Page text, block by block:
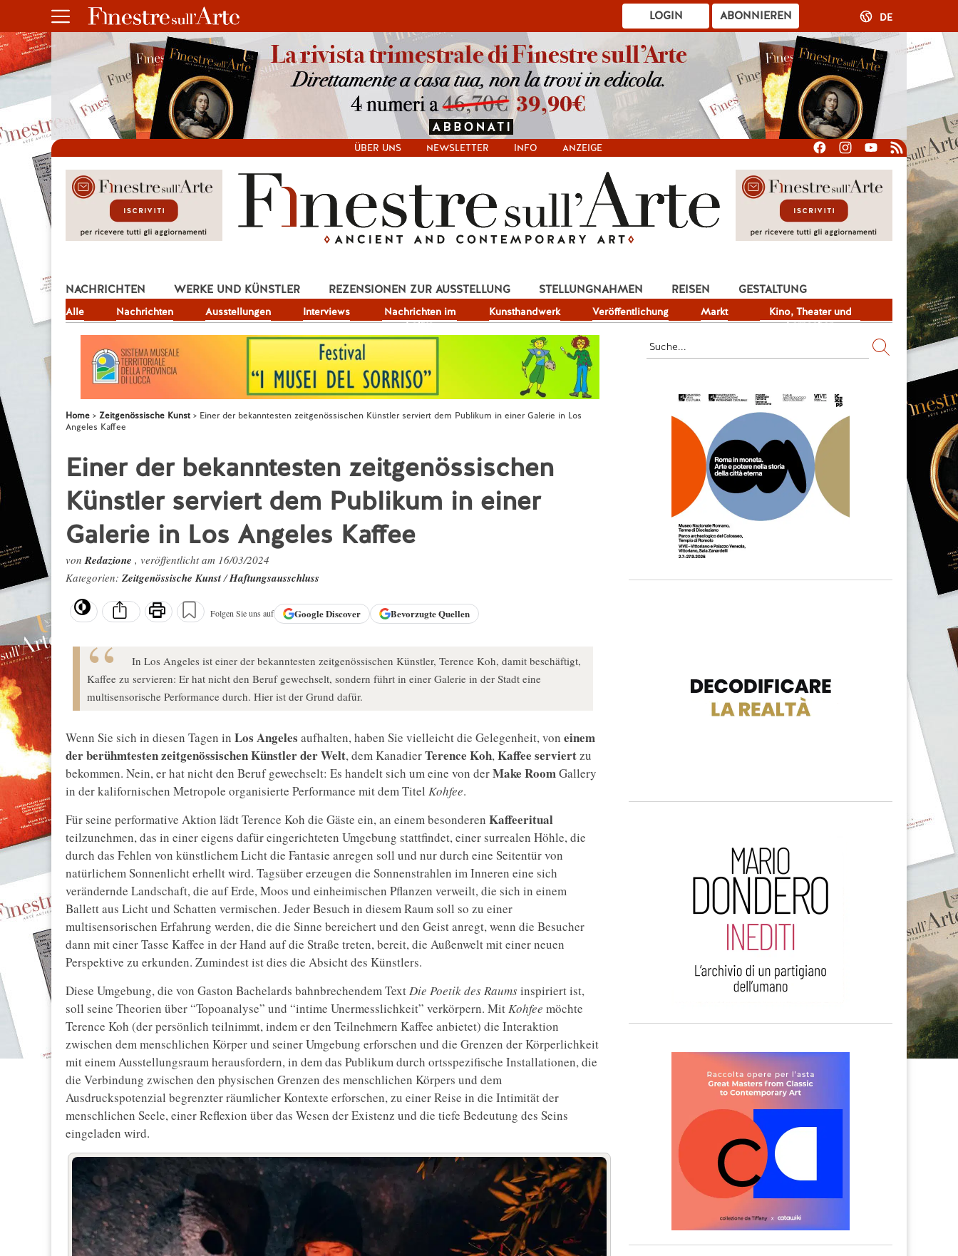
ABONNIEREN
LOGIN DE
ÜBER UNS NEWSLETTER INFO ANZEIGE
NACHRICHTEN
Alle Nachrichten Ausstellungen Interviews
Nachrichten im
Fokus
Kunsthandwerk Veröffentlichung Markt
Kino, Theater und
Fernsehen
WERKE UND KÜNSTLER REZENSIONEN ZUR AUSSTELLUNG STELLUNGNAHMEN REISEN
GESTALTUNG
JOB
Home Zeitgenössische Kunst
Einer der bekanntesten zeitgenössischen Künstler serviert dem Publikum in einer Galerie in Los
Angeles Kaffee
Einer der bekanntesten zeitgenössischen
Künstler serviert dem Publikum in einer
Galerie in Los Angeles Kaffee
vonRedazione , veröffentlicht am 16/03/2024
Kategorien: Zeitgenössische Kunst/Haftungsausschluss
Folgen Sie uns auf GoogleDiscover Bevorzugte Quellen
In Los Angeles ist einer der bekanntesten zeitgenössischen Künstler, Terence Koh, damit beschäftigt,
Kaffee zu servieren: Er hat nicht den Beruf gewechselt, sondern führt in einer Galerie in der Stadt eine
multisensorische Performance durch. Hier ist der Grund dafür.
Wenn Sie sich in diesen Tagen in Los Angeles aufhalten, haben Sie vielleicht die Gelegenheit, von einem
der berühmtesten zeitgenössischen Künstler der Welt, dem KanadierTerence Koh,Kaffee serviertzu
bekommen. Nein, er hat nicht den Beruf gewechselt: Es handelt sich um eine von derMake RoomGallery
in der kalifornischen Metropole organisierte Performance mit dem Titel Kohfee.
Für seine performative Aktion lädt Terence Koh die Gäste ein, an einem besonderen Kaffeeritual
teilzunehmen, das in einer eigens dafür eingerichteten Umgebung stattfindet, einer surrealen Höhle, die
durch das Fehlen von künstlichem Licht die Fantasie anregen soll und nur durch eine Seitentür von
natürlichem Sonnenlicht erhellt wird. Tagsüber erzeugen die Sonnenstrahlen im Inneren eine sich
verändernde Landschaft, die auf Erde, Moos und einheimischen Pflanzen verweilt, die sich in einem
Ballett aus Licht und Schatten vermischen. Jeder Besuch in diesem Raum soll so zu einer
multisensorischen Erfahrung werden, die die Sinne bereichert und den Geist anregt, wenn die Besucher
dann mit einer Tasse Kaffee in der Hand auf die Straße treten, bereit, die Außenwelt mit einer neuen
Perspektive zu erkunden. Zumindest ist dies die Absicht des Künstlers.
Diese Umgebung, die von Gaston Bachelards bahnbrechendem TextDie Poetik des Raumsinspiriert ist,
soll seine Theorien über “Topoanalyse” und “intime Unermesslichkeit” verkörpern. MitKohfee möchte
Terence Koh (der persönlich teilnimmt, indem er den Teilnehmern Kaffee anbietet) die Interaktion
zwischen dem menschlichen Körper und seiner Umgebung erforschen und die Grenzen der Körperlichkeit
mit einem Ausstellungsraum herausfordern, in dem das Publikum durch ortsspezifische Installationen, die
die Verbindung zwischen den physischen Grenzen des menschlichen Körpers und dem
Ausdruckspotenzial begrenzter räumlicher Kontexte erforschen, zu einer Reise in die Intimität der
menschlichen Seele, einer Reflexion über das Wesen der Existenz und die tiefe Bedeutung des Seins
eingeladen wird.